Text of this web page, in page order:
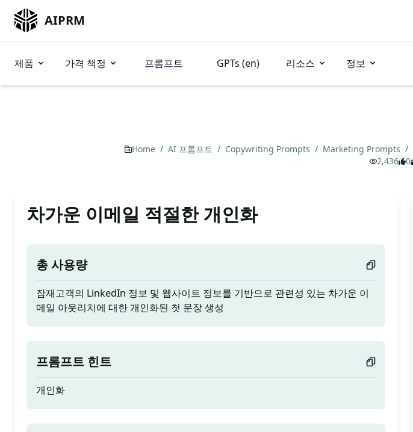
AIPRM
제품 가격 책정 프롬프트 GPTs (en) 리소스 정보
Home / AI 프롬프트 / Copywriting Prompts / Marketing Prompts /
2,436
0
차가운 이메일 적절한 개인화
총 사용량
잠재고객의 LinkedIn 정보 및 웹사이트 정보를 기반으로 관련성 있는 차가운 이
메일 아웃리치에 대한 개인화된 첫 문장 생성
프롬프트 힌트
개인화